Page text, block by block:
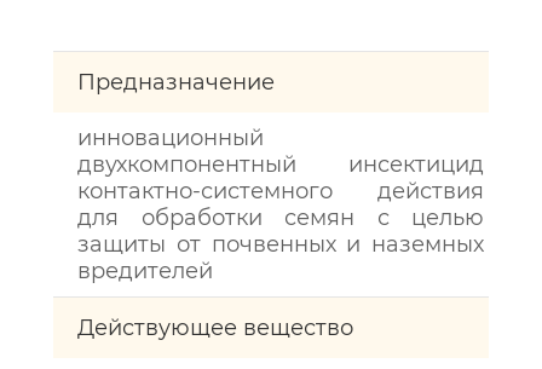
Предназначение
инновационный
двухкомпонентный инсектицид
контактно-системного действия
для обработки семян с целью
защиты от почвенных и наземных
вредителей
Действующее вещество